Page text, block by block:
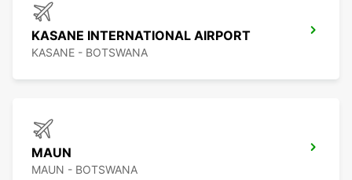
KASANE INTERNATIONAL AIRPORT
KASANE - BOTSWANA
MAUN
MAUN - BOTSWANA